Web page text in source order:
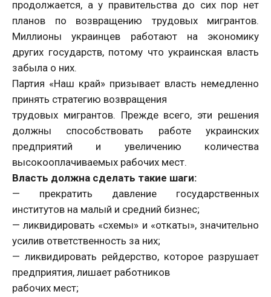
продолжается, а у правительства до сих пор нет
планов по возвращению трудовых мигрантов.
Миллионы украинцев работают на экономику
других государств, потому что украинская власть
забыла о них.
Партия «Наш край» призывает власть немедленно
принять стратегию возвращения
трудовых мигрантов. Прежде всего, эти решения
должны способствовать работе украинских
предприятий и увеличению количества
высокооплачиваемых рабочих мест.
Власть должна сделать такие шаги:
— прекратить давление государственных
институтов на малый и средний бизнес;
— ликвидировать «схемы» и «откаты», значительно
усилив ответственность за них;
— ликвидировать рейдерство, которое разрушает
предприятия, лишает работников
рабочих мест;